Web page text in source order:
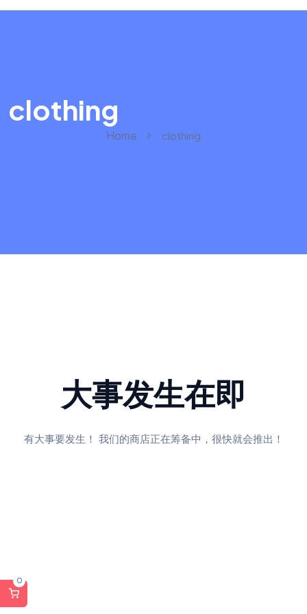
clothing
Home clothing
大事发生在即
有大事要发生！ 我们的商店正在筹备中，很快就会推出！
0